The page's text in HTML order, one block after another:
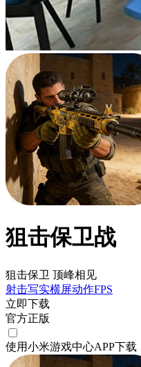
狙击保卫战
狙击保卫 顶峰相见
射击写实横屏动作FPS
立即下载
官方正版
使用小米游戏中心APP下载